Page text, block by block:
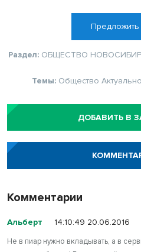
Предложить
Раздел: ОБЩЕСТВО
Темы: Общество Актуально
ДОБАВИТЬ В
Комментарии
Альберт 14:10:49 20.06.2016
Не в пиар нужно вкладывать, а в